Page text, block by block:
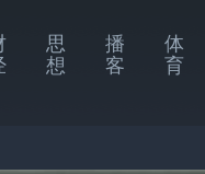
思
想
播
客
体
育